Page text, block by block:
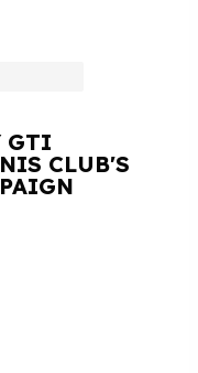
GTI
CLUB'S